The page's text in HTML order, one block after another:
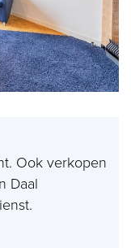
Ook verkopen
Daal